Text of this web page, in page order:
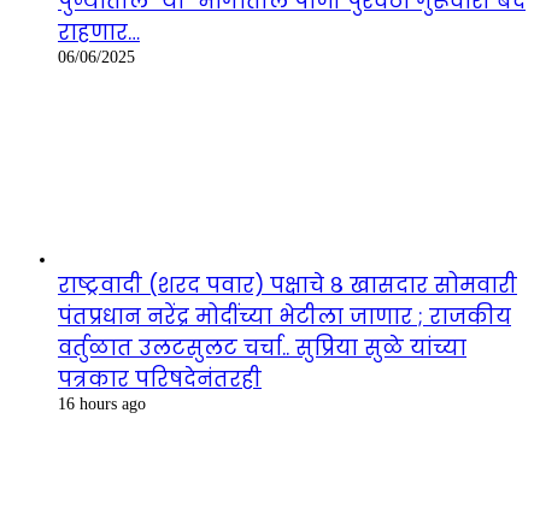
राहणार…
06/06/2025
राष्ट्रवादी (शरद पवार) पक्षाचे ८ खासदार सोमवारी
पंतप्रधान नरेंद्र मोदींच्या भेटीला जाणार ; राजकीय
वर्तुळात उलटसुलट चर्चा.. सुप्रिया सुळे यांच्या
पत्रकार परिषदेनंतरही
16 hours ago